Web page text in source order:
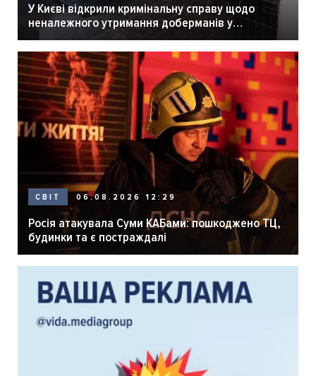
У Києві відкрили кримінальну справу щодо
неналежного утримання доберманів у
розпліднику
СВІТ 06.08.2026 12:29
Росія атакувала Суми КАБами: пошкоджено ТЦ,
будинки та є постраждалі